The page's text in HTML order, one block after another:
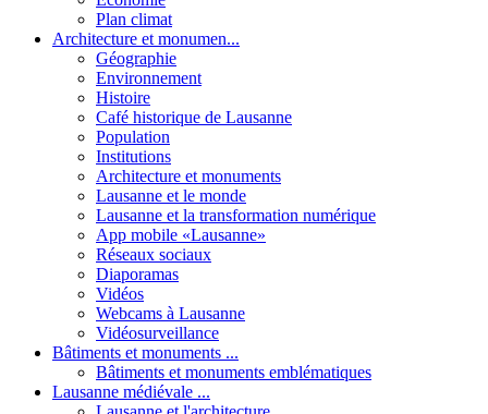
Plan climat
Architecture et monumen...
Géographie
Environnement
Histoire
Café historique de Lausanne
Population
Institutions
Architecture et monuments
Lausanne et le monde
Lausanne et la transformation numérique
App mobile «Lausanne»
Réseaux sociaux
Diaporamas
Vidéos
Webcams à Lausanne
Vidéosurveillance
Bâtiments et monuments ...
Bâtiments et monuments emblématiques
Lausanne médiévale ...